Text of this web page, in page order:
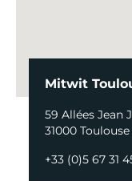
Mitwit
59 Allées Jean
31000 Toulouse
+33 (0)5 67 31